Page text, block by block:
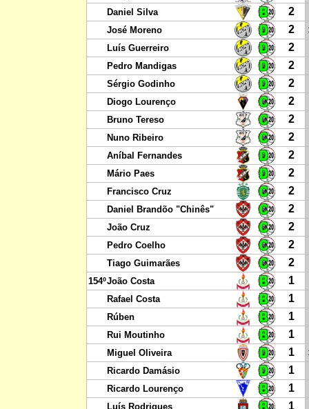
Daniel Silva 2
José Moreno 2
Luís Guerreiro 2
Pedro Mandigas 2
Sérgio Godinho 2
Diogo Lourenço 2
Bruno Tereso 2
Nuno Ribeiro 2
Aníbal Fernandes 2
Mário Paes 2
Francisco Cruz 2
Daniel Brandõo "Chinês" 2
João Cruz 2
Pedro Coelho 2
Tiago Guimarães 2
154ºJoão Costa 1
Rafael Costa 1
Rúben 1
Rui Moutinho 1
Miguel Oliveira 1
Ricardo Damásio 1
Ricardo Lourenço 1
Luís Rodrigues 1